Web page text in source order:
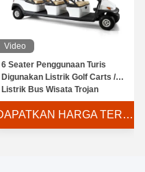
Video
6 Seater Penggunaan Turis
Digunakan Listrik Golf Carts /
Listrik Bus Wisata Trojan
Baterai
DAPATKAN HARGA TERBAIK